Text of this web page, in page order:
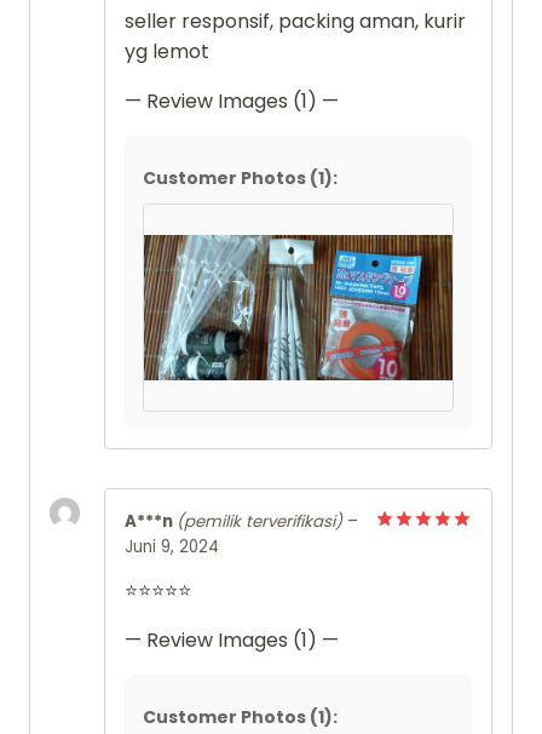
seller responsif, packing aman, kurir
yg lemot
— Review Images (1) —
Customer Photos (1):
A***n (pemilik terverifikasi) –
Juni 9, 2024
⭐⭐⭐⭐⭐
— Review Images (1) —
Customer Photos (1):